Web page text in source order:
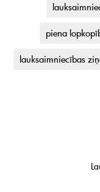
piena
lauksaimniecības